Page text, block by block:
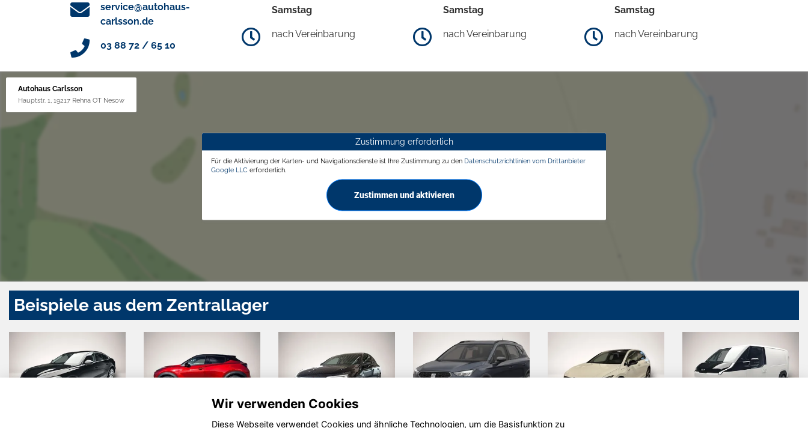
service@autohaus-
carlsson.de
03 88 72 / 65 10
Samstag
nach Vereinbarung
Samstag
nach Vereinbarung
Samstag
nach Vereinbarung
Autohaus Carlsson
Hauptstr. 1, 19217 Rehna OT Nesow
Zustimmung erforderlich
Für die Aktivierung der Karten- und Navigationsdienste ist Ihre Zustimmung zu den Datenschutzrichtlinien vom Drittanbieter
Google LLC erforderlich.
Zustimmen und aktivieren
Beispiele aus dem Zentrallager
Wir verwenden Cookies
Diese Webseite verwendet Cookies und ähnliche Technologien, um die Basisfunktion zu